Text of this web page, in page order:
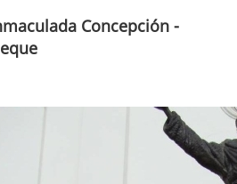
Concepción -